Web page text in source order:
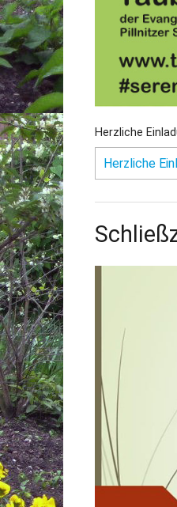
Herzliche
Herzliche